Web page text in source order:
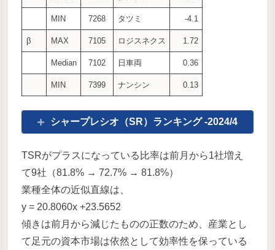
MIN 7268 タツミ -4.1
β MAX 7105 ロジスネクス 1.72
Median 7102 日車両 0.36
MIN 7399 ナンシン 0.13
シャープレシオ（SR）ランキング -2024/4
TSRがプラスになっている比率は前月から1社増え
て9社（81.8% → 72.7% → 81.8%）
業種全体の近似直線は、
y = 20.8060x +23.5652
傾きは前月から減じたものの正数のため、産業とし
て足元の資本市場は依然として効率性を保っている